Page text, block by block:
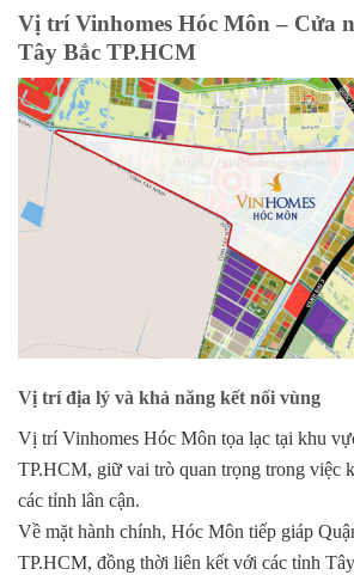
Vị trí Vinhomes Hóc Môn – Cửa
Tây Bắc TP.HCM
Vị trí địa lý và khả năng kết nối vùng
Vị trí Vinhomes Hóc Môn tọa lạc tại khu
TP.HCM, giữ vai trò quan trọng trong việc
các tỉnh lân cận.
Về mặt hành chính, Hóc Môn tiếp giáp
TP.HCM, đồng thời liên kết với các tỉnh